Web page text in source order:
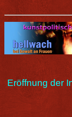
Eröffnung der